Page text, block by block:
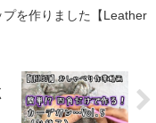
を作りました【Leather